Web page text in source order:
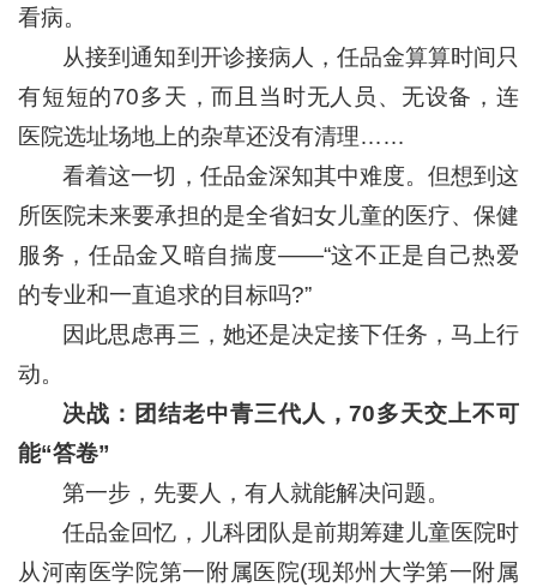
看病。
从接到通知到开诊接病人，任品金算算时间只
有短短的70多天，而且当时无人员、无设备，连
医院选址场地上的杂草还没有清理……
看着这一切，任品金深知其中难度。但想到这
所医院未来要承担的是全省妇女儿童的医疗、保健
服务，任品金又暗自揣度——“这不正是自己热爱
的专业和一直追求的目标吗?”
因此思虑再三，她还是决定接下任务，马上行
动。
决战： 团结老中青三代人，70多天交上不可
能“答卷”
第一步，先要人，有人就能解决问题。
任品金回忆，儿科团队是前期筹建儿童医院时
从河南医学院第一附属医院(现郑州大学第一附属